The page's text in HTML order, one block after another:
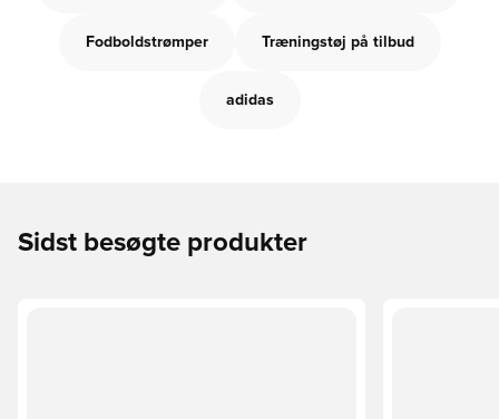
Fodboldstrømper Træningstøj på tilbud
adidas
Sidst besøgte produkter